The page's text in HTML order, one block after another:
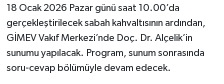
18 Ocak 2026 Pazar günü saat 10.00’da
gerçekleştirilecek sabah kahvaltısının ardından,
GİMEV Vakıf Merkezi’nde Doç. Dr. Alçelik’in
sunumu yapılacak. Program, sunum sonrasında
soru-cevap bölümüyle devam edecek.